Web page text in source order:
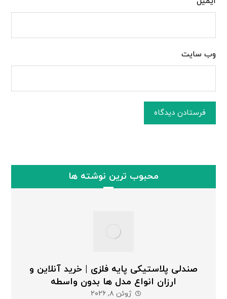
وب‌ سایت
فرستادن دیدگاه
محبوب ترین نوشته ها
صندلی پلاستیکی پایه فلزی | خرید آنلاین و
ارزان انواع مدل ها بدون واسطه
ژوئن ۸, ۲۰۲۶